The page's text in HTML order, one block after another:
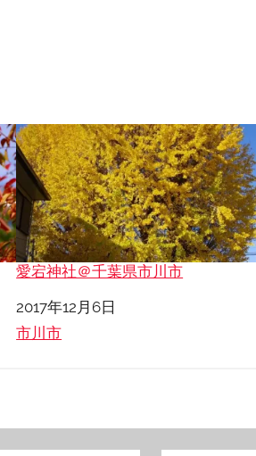
愛宕神社＠千葉県市川市
日付
2017年12月6日
関連理由
市川市